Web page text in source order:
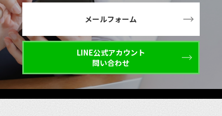
メールフォーム
LINE公式アカウント
問い合わせ